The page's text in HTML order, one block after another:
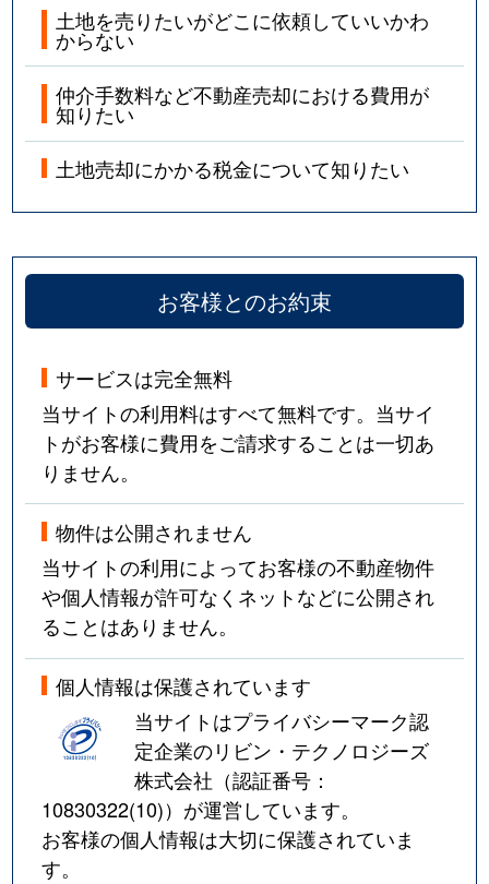
土地を売りたいがどこに依頼していいかわ
からない
仲介手数料など不動産売却における費用が
知りたい
土地売却にかかる税金について知りたい
お客様とのお約束
サービスは完全無料
当サイトの利用料はすべて無料です。当サイ
トがお客様に費用をご請求することは一切あ
りません。
物件は公開されません
当サイトの利用によってお客様の不動産物件
や個人情報が許可なくネットなどに公開され
ることはありません。
個人情報は保護されています
当サイトはプライバシーマーク認
定企業のリビン・テクノロジーズ
株式会社（認証番号：
10830322(10)）が運営しています。
お客様の個人情報は大切に保護されていま
す。